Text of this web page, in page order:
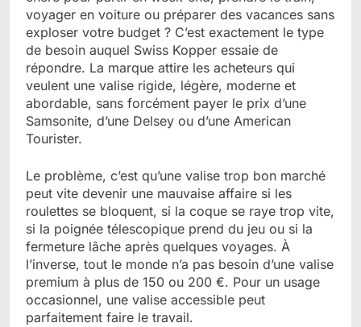
voyager en voiture ou préparer des vacances sans
exploser votre budget ? C’est exactement le type
de besoin auquel Swiss Kopper essaie de
répondre. La marque attire les acheteurs qui
veulent une valise rigide, légère, moderne et
abordable, sans forcément payer le prix d’une
Samsonite, d’une Delsey ou d’une American
Tourister.
Le problème, c’est qu’une valise trop bon marché
peut vite devenir une mauvaise affaire si les
roulettes se bloquent, si la coque se raye trop vite,
si la poignée télescopique prend du jeu ou si la
fermeture lâche après quelques voyages. À
l’inverse, tout le monde n’a pas besoin d’une valise
premium à plus de 150 ou 200 €. Pour un usage
occasionnel, une valise accessible peut
parfaitement faire le travail.